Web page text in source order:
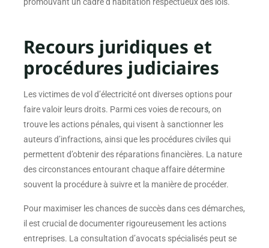
promouvant un cadre d’habitation respectueux des lois.
Recours juridiques et
procédures judiciaires
Les victimes de vol d’électricité ont diverses options pour
faire valoir leurs droits. Parmi ces voies de recours, on
trouve les actions pénales, qui visent à sanctionner les
auteurs d’infractions, ainsi que les procédures civiles qui
permettent d’obtenir des réparations financières. La nature
des circonstances entourant chaque affaire détermine
souvent la procédure à suivre et la manière de procéder.
Pour maximiser les chances de succès dans ces démarches,
il est crucial de documenter rigoureusement les actions
entreprises. La consultation d’avocats spécialisés peut se